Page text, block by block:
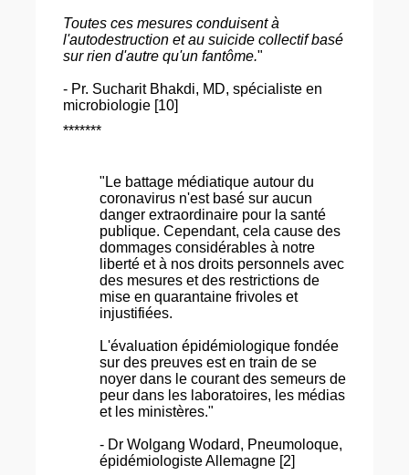
Toutes ces mesures conduisent à
l'autodestruction et au suicide collectif basé
sur rien d'autre qu'un fantôme."
- Pr. Sucharit Bhakdi, MD, spécialiste en
microbiologie [10]
*******
"Le battage médiatique autour du
coronavirus n'est basé sur aucun
danger extraordinaire pour la santé
publique. Cependant, cela cause des
dommages considérables à notre
liberté et à nos droits personnels avec
des mesures et des restrictions de
mise en quarantaine frivoles et
injustifiées.
L'évaluation épidémiologique fondée
sur des preuves est en train de se
noyer dans le courant des semeurs de
peur dans les laboratoires, les médias
et les ministères."
- Dr Wolgang Wodard, Pneumoloque,
épidémiologiste Allemagne [2]